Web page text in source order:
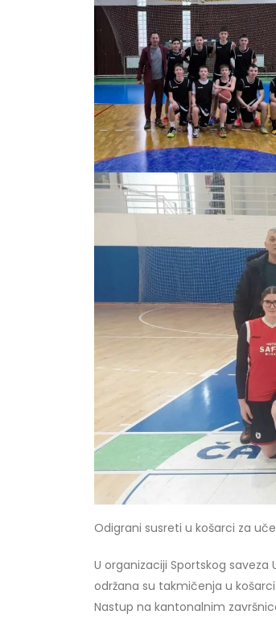
Odigrani susreti u košarci za
U organizaciji Sportskog
održana su takmičenja u
Nastup na kantonalnim